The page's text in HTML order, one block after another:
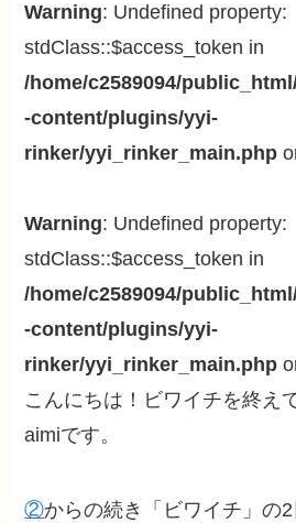
Warning: Undefined property:
stdClass::$access_token in
/home/c2589094/
-content/plugins/yyi-
rinker/yyi_rinker_main.php
Warning: Undefined property:
stdClass::$access_token in
/home/c2589094/
-content/plugins/yyi-
rinker/yyi_rinker_main.php
こんにちは！ビワイチを終え
aimiです。
②からの続き「ビワイチ」の